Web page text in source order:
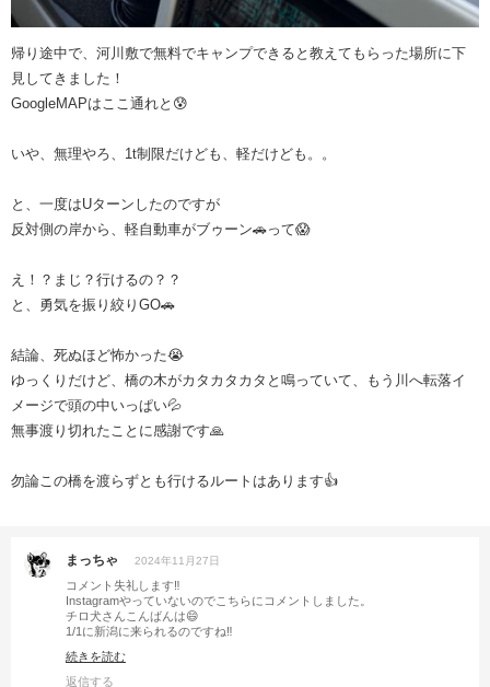
帰り途中で、河川敷で無料でキャンプできると教えてもらった場所に下
見してきました！
GoogleMAPはここ通れと😰
いや、無理やろ、1t制限だけども、軽だけども。。
と、一度はUターンしたのですが
反対側の岸から、軽自動車がブゥーン🚗って😱
え！？まじ？行けるの？？
と、勇気を振り絞りGO🚗
結論、死ぬほど怖かった😭
ゆっくりだけど、橋の木がカタカタカタと鳴っていて、もう川へ転落イ
メージで頭の中いっぱい💦
無事渡り切れたことに感謝です🙏
勿論この橋を渡らずとも行けるルートはあります👍
まっちゃ 2024年11月27日
コメント失礼します‼︎
Instagramやっていないのでこちらにコメントしました。
チロ犬さんこんばんは😄
1/1に新潟に来られるのですね‼︎
考えております。
続きを読む
返信する